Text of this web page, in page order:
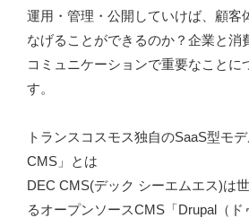
運用・管理・公開していけば、顧客
なげることができるのか？企業と消
コミュニケーションで重要なことに
す。
トランスコスモス独自のSaaS型モ
CMS」とは
DEC CMS(デック シーエムエス)は
るオープンソースCMS「Drupal（